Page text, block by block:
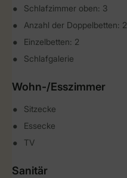
Schlafzimmer oben: 3
Anzahl der Doppelbetten: 2
Einzelbetten: 2
Schlafgalerie
Wohn-/Esszimmer
Sitzecke
Essecke
TV
Sanitär